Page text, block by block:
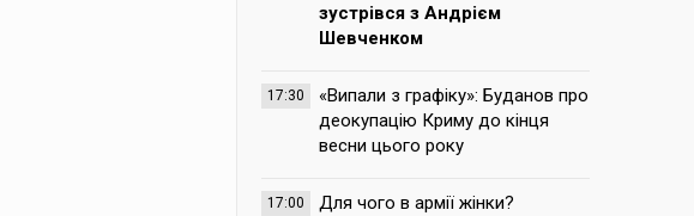
зустрівся з Андрієм
Шевченком
17:30
«Випали з графіку»: Буданов про
деокупацію Криму до кінця
весни цього року
17:00
Для чого в армії жінки?